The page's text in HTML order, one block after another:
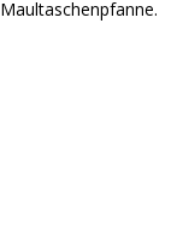
Maultaschenpfanne.